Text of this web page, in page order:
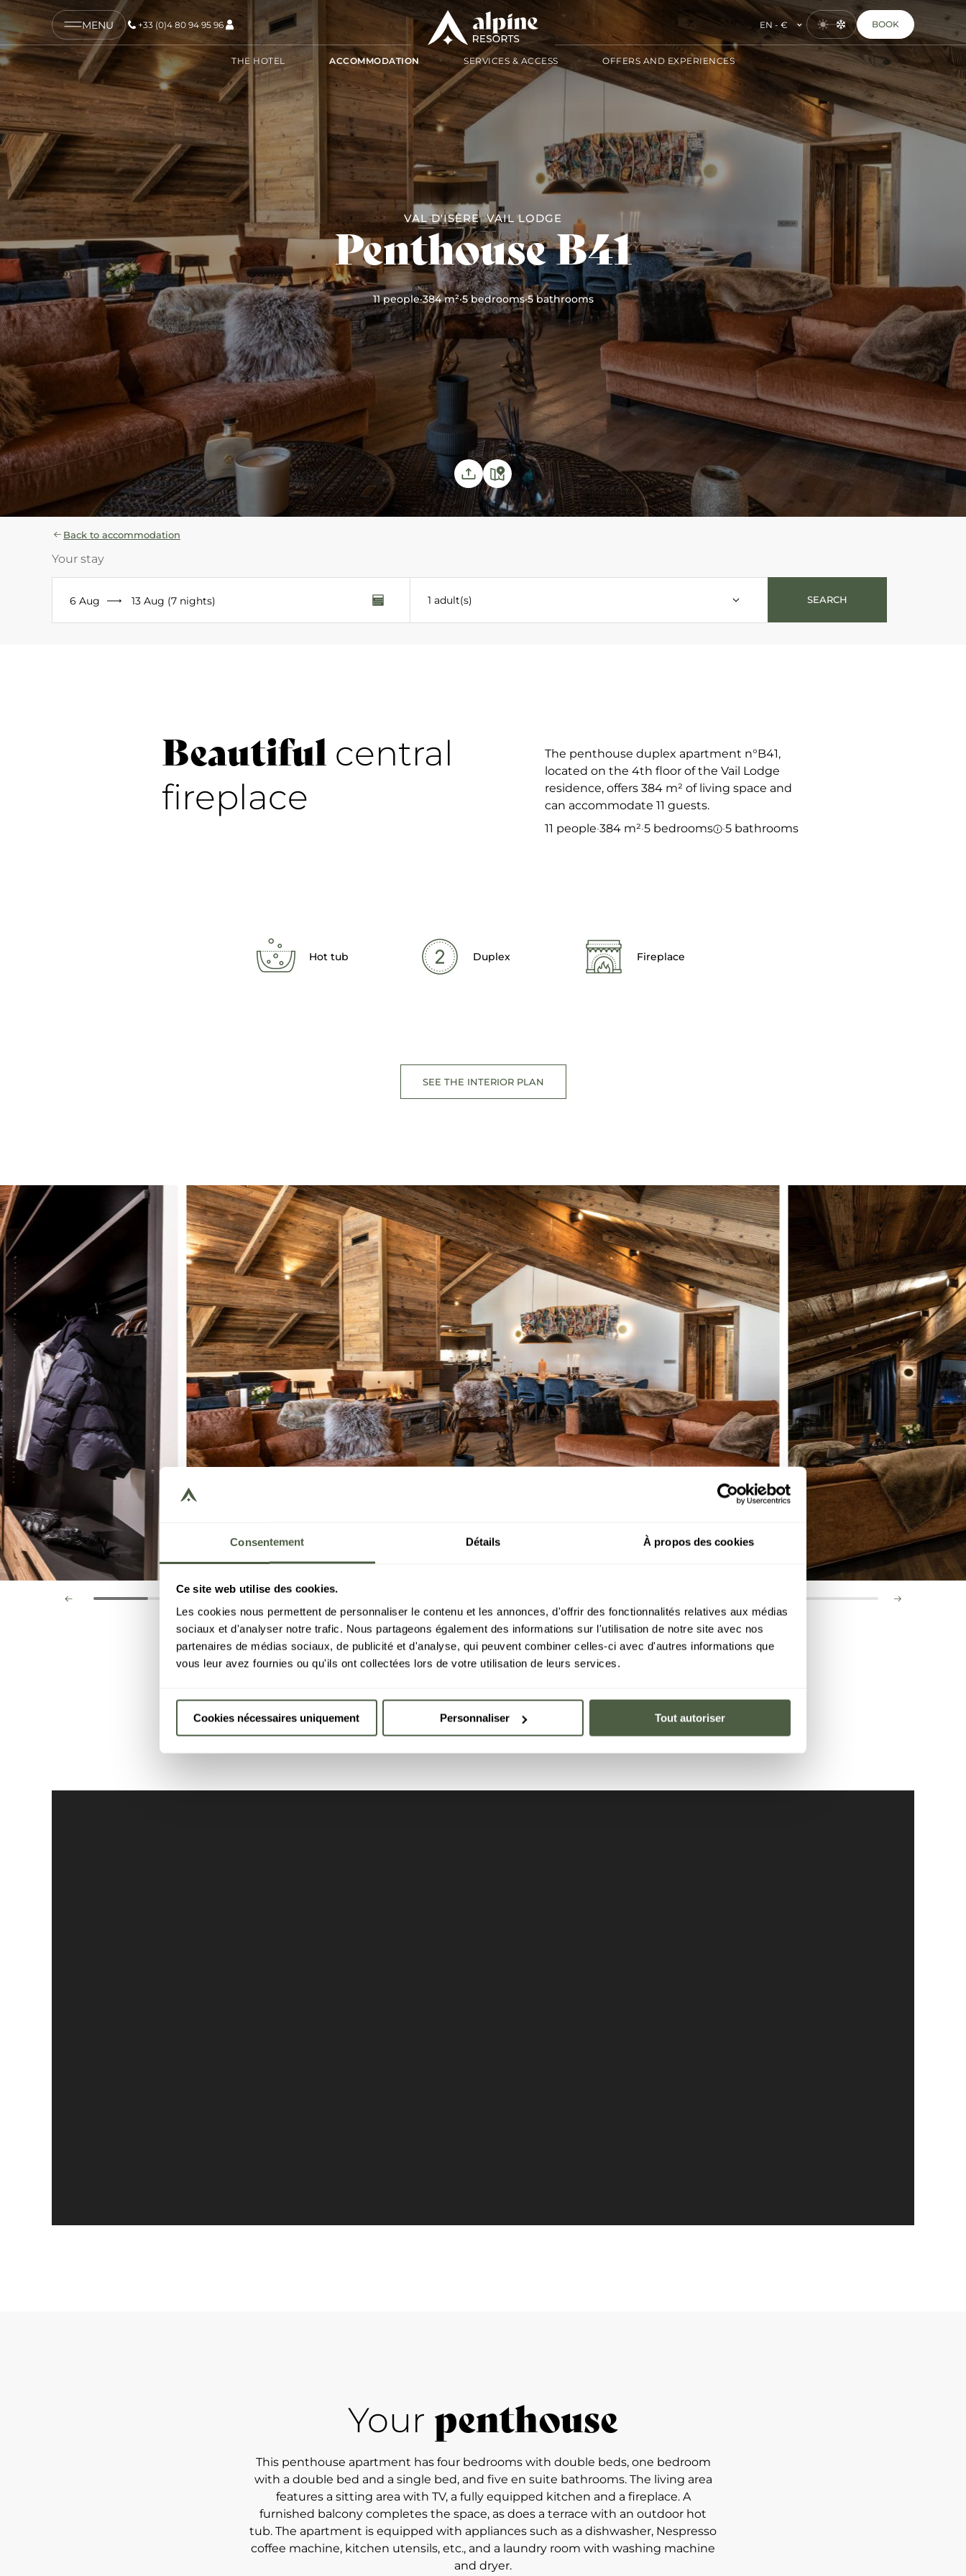
Consentement Détails À propos des cookies
Ce site web utilise des cookies.
Les cookies nous permettent de personnaliser le contenu et les annonces, d'offrir des fonctionnalités relatives aux médias
sociaux et d'analyser notre trafic. Nous partageons également des informations sur l'utilisation de notre site avec nos
partenaires de médias sociaux, de publicité et d'analyse, qui peuvent combiner celles-ci avec d'autres informations que
vous leur avez fournies ou qu'ils ont collectées lors de votre utilisation de leurs services.
Cookies nécessaires uniquement Personnaliser Tout autoriser
MENU +33 (0)4 80 94 95 96 EN - € BOOK
THE HOTEL ACCOMMODATION SERVICES & ACCESS OFFERS AND EXPERIENCES
VAL D'ISÈRE VAIL LODGE
Penthouse B41
11 people·384 m²·5 bedrooms·5 bathrooms
COPY LINK
SEND BY EMAIL
Back to accommodation
Your stay
6 Aug 13 Aug (7 nights) 1 adult(s) SEARCH
Beautiful central
fireplace
The penthouse duplex apartment n°B41,
located on the 4th floor of the Vail Lodge
residence, offers 384 m² of living space and
can accommodate 11 guests.
11 people·384 m²·5 bedrooms ·5 bathrooms
Hot tub Duplex Fireplace
SEE THE INTERIOR PLAN
Visit thepenthouse
Your penthouse
This penthouse apartment has four bedrooms with double beds, one bedroom
with a double bed and a single bed, and five en suite bathrooms. The living area
features a sitting area with TV, a fully equipped kitchen and a fireplace. A
furnished balcony completes the space, as does a terrace with an outdoor hot
tub. The apartment is equipped with appliances such as a dishwasher, Nespresso
coffee machine, kitchen utensils, etc., and a laundry room with washing machine
and dryer.